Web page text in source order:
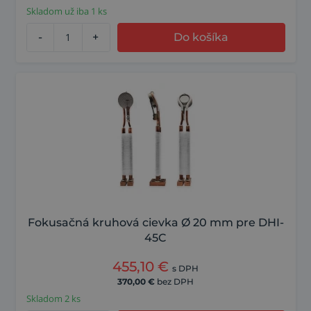
Skladom už iba 1 ks
- + Do košíka
Fokusačná kruhová cievka Ø 20 mm pre DHI-
45C
455,10 € s DPH
370,00 € bez DPH
Skladom 2 ks